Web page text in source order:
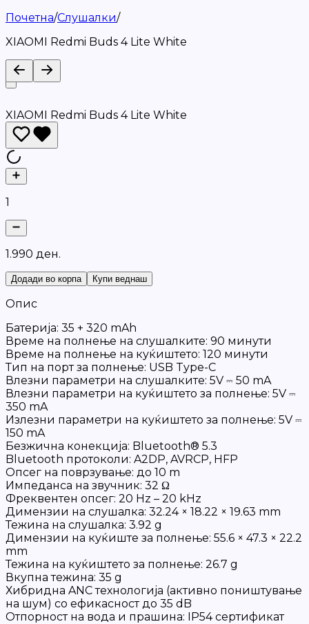
Почетна/Слушалки/
XIAOMI Redmi Buds 4 Lite White
XIAOMI Redmi Buds 4 Lite White
1
1.990 ден.
Додади во корпа Купи веднаш
Опис
Батерија: 35 + 320 mAh
Време на полнење на слушалките: 90 минути
Време на полнење на куќиштето: 120 минути
Тип на порт за полнење: USB Type-C
Влезни параметри на слушалките: 5V ⎓ 50 mA
Влезни параметри на куќиштето за полнење: 5V ⎓
350 mA
Излезни параметри на куќиштето за полнење: 5V ⎓
150 mA
Безжична конекција: Bluetooth® 5.3
Bluetooth протоколи: A2DP, AVRCP, HFP
Опсег на поврзување: до 10 m
Импеданса на звучник: 32 Ω
Фреквентен опсег: 20 Hz – 20 kHz
Димензии на слушалка: 32.24 × 18.22 × 19.63 mm
Тежина на слушалка: 3.92 g
Димензии на куќиште за полнење: 55.6 × 47.3 × 22.2
mm
Тежина на куќиштето за полнење: 26.7 g
Вкупна тежина: 35 g
Хибридна ANC технологија (активно поништување
на шум) со ефикасност до 35 dB
Отпорност на вода и прашина: IP54 сертификат